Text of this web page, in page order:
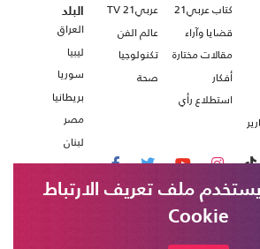
كتاب عربي21
قضايا وآراء
مقالات مختارة
أفكار
استطلاع رأي
عربي21 TV
عالم الفن
تكنولوجيا
صحة
البلد
العراق
ليبيا
سوريا
بريطانيا
مصر
لبنان
ملف تعريف الارتباط
Cookie